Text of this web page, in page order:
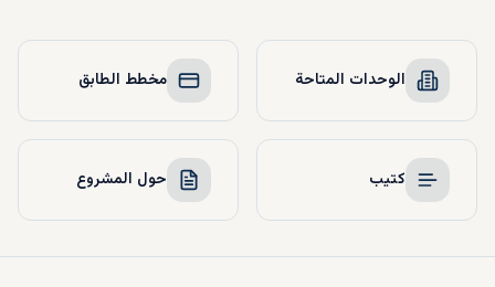
الوحدات المتاحة مخطط الطابق
كتيب حول المشروع